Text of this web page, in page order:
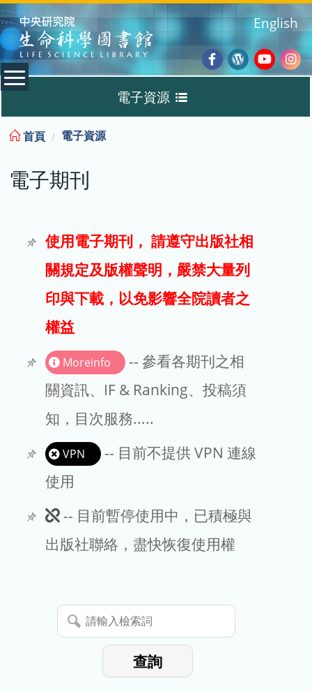
:::
Facebook
Wordpress
English
電子資源
電子期刊
試用
文章處理費
EndNote
首頁 電子資源
電子期刊
使用電子期刊， 請遵守出版社相
關規定及版權聲明，嚴禁大量列
印與下載，以免影響全院讀者之
權益
Moreinfo
-- 參看各期刊之相
關資訊、IF & Ranking、投稿須
知，目次服務.....
VPN
-- 目前不提供 VPN 連線
使用
此
期
暫
停
-- 目前暫停使用中，已積極與
出版社聯絡，盡快恢復使用權
請
輸
查詢